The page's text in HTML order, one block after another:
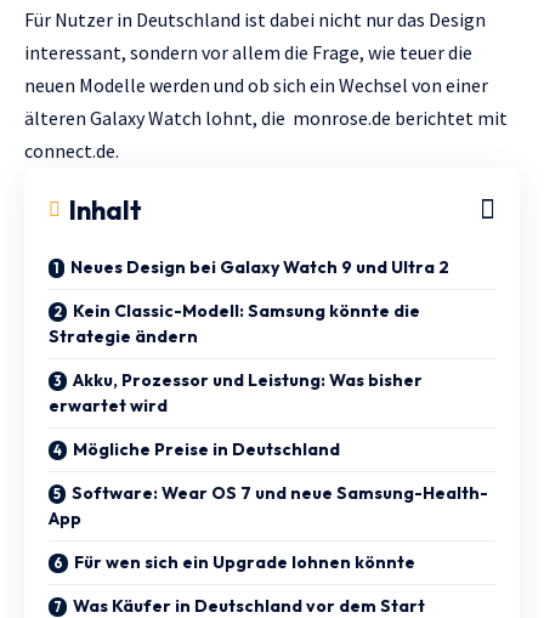
Für Nutzer in Deutschland ist dabei nicht nur das Design
interessant, sondern vor allem die Frage, wie teuer die
neuen Modelle werden und ob sich ein Wechsel von einer
älteren Galaxy Watch lohnt, die monrose.de berichtet mit
connect.de.
Inhalt
Neues Design bei Galaxy Watch 9 und Ultra 2
Kein Classic-Modell: Samsung könnte die
Strategie ändern
Akku, Prozessor und Leistung: Was bisher
erwartet wird
Mögliche Preise in Deutschland
Software: Wear OS 7 und neue Samsung-Health-
App
Für wen sich ein Upgrade lohnen könnte
Was Käufer in Deutschland vor dem Start